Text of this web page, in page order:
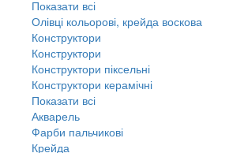
Показати всі
Олівці кольорові, крейда воскова
Конструктори
Конструктори
Конструктори піксельні
Конструктори керамічні
Показати всі
Акварель
Фарби пальчикові
Крейда